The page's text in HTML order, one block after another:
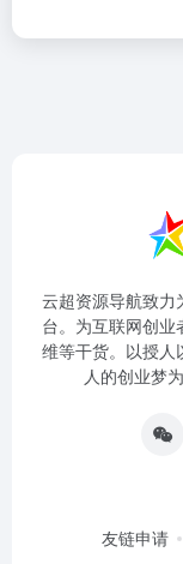
云超资源导航致力
台。为互联网创
维等干货。以授人
人的创业梦
友链申请